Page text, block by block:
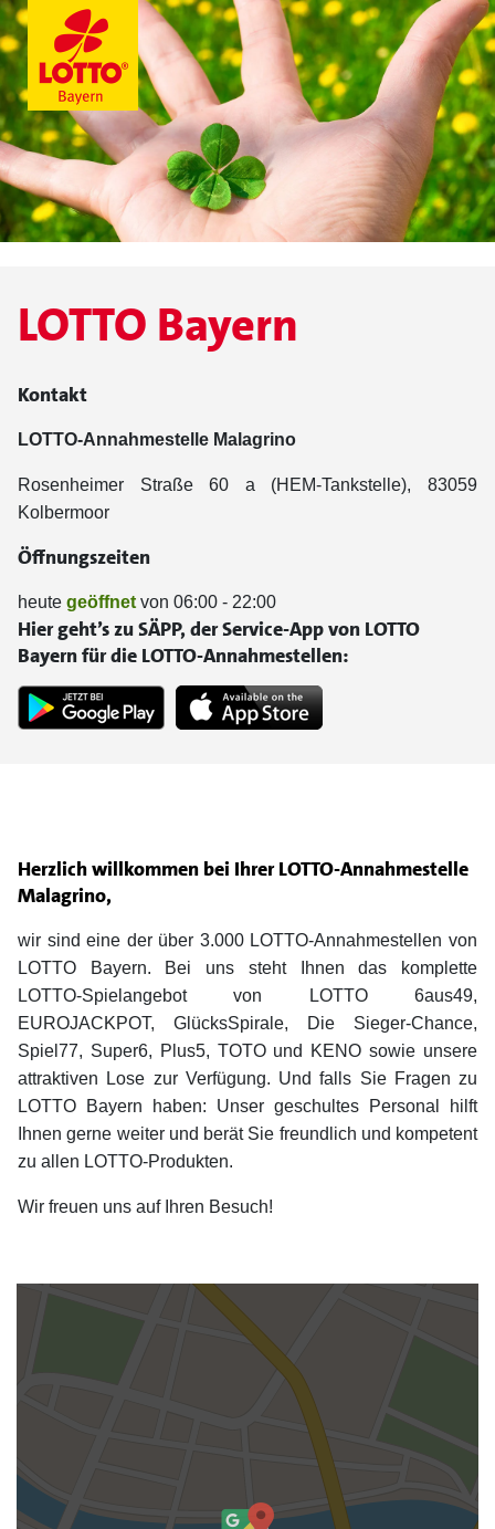
Herzlich willkommen bei Ihrer LOTTO-Annahmestelle
Malagrino,
wir sind eine der über 3.000 LOTTO-Annahmestellen von
LOTTO Bayern. Bei uns steht Ihnen das komplette
LOTTO-Spielangebot von LOTTO 6aus49,
EUROJACKPOT, GlücksSpirale, Die Sieger-Chance,
Spiel77, Super6, Plus5, TOTO und KENO sowie unsere
attraktiven Lose zur Verfügung. Und falls Sie Fragen zu
LOTTO Bayern haben: Unser geschultes Personal hilft
Ihnen gerne weiter und berät Sie freundlich und kompetent
zu allen LOTTO-Produkten.
Wir freuen uns auf Ihren Besuch!
LOTTO Bayern
Kontakt
LOTTO-Annahmestelle Malagrino
Rosenheimer Straße 60 a (HEM-Tankstelle), 83059
Kolbermoor
Öffnungszeiten
heute geöffnet von 06:00 - 22:00
Hier geht’s zu SÄPP, der Service-App von LOTTO
Bayern für die LOTTO-Annahmestellen: